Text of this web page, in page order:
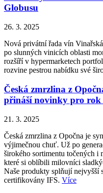
Globusu
26. 3. 2025
Nová privátní řada vín
po slunných vinicích oblasti
rozšíří v hypermarketech
rozvine pestrou nabídku své
Česká zmrzlina z
přináší novinky pro rok
21. 3. 2025
Česká zmrzlina z Opočna je
výjimečnou chuť. Už po
širokého sortimentu točených i
které si oblíbili milovníci
Naše produkty splňují nejvyšší
certifikovány IFS. Více